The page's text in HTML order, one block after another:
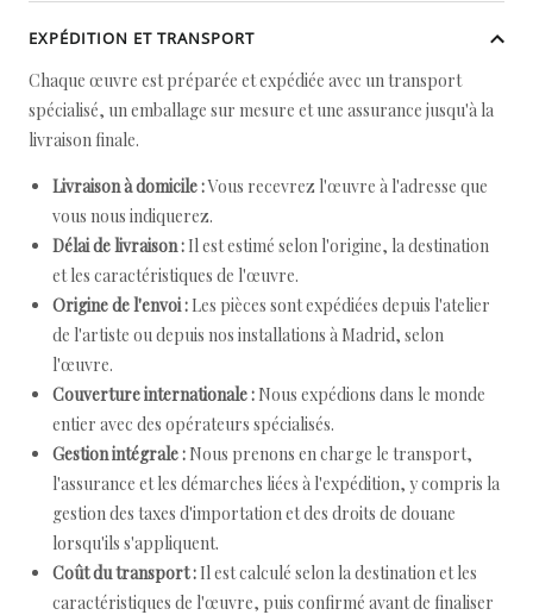
EXPÉDITION ET TRANSPORT
Chaque œuvre est préparée et expédiée avec un transport
spécialisé, un emballage sur mesure et une assurance jusqu'à la
livraison finale.
Livraison à domicile :Vous recevrez l'œuvre à l'adresse que
vous nous indiquerez.
Délai de livraison : Il est estimé selon l'origine, la destination
et les caractéristiques de l'œuvre.
Origine de l'envoi : Les pièces sont expédiées depuis l'atelier
de l'artiste ou depuis nos installations à Madrid, selon
l'œuvre.
Couverture internationale : Nous expédions dans le monde
entier avec des opérateurs spécialisés.
Gestion intégrale : Nous prenons en charge le transport,
l'assurance et les démarches liées à l'expédition, y compris la
gestion des taxes d'importation et des droits de douane
lorsqu'ils s'appliquent.
Coût du transport : Il est calculé selon la destination et les
caractéristiques de l'œuvre, puis confirmé avant de finaliser